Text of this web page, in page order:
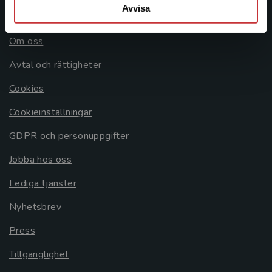
Avvisa
Om oss
Avtal och rättigheter
Cookies
Cookieinställningar
GDPR och personuppgifter
Jobba hos oss
Lediga tjänster
Nyhetsbrev
Press
Tillgänglighet